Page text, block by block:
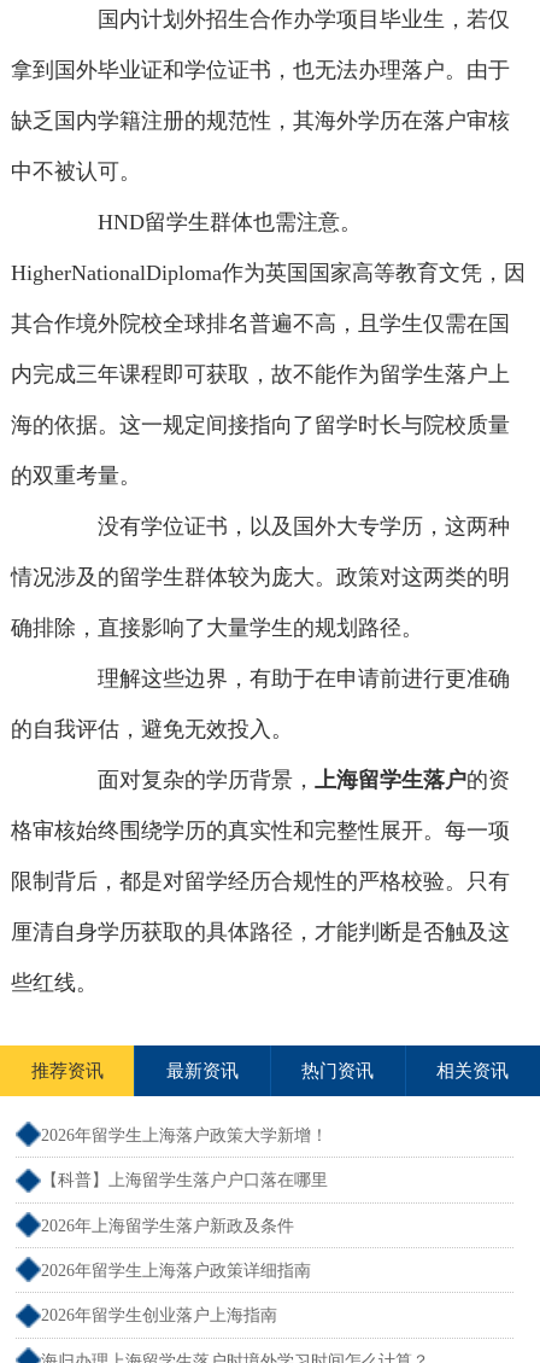
国内计划外招生合作办学项目毕业生，若仅
拿到国外毕业证和学位证书，也无法办理落户。由于
缺乏国内学籍注册的规范性，其海外学历在落户审核
中不被认可。
HND留学生群体也需注意。
HigherNationalDiploma作为英国国家高等教育文凭，因
其合作境外院校全球排名普遍不高，且学生仅需在国
内完成三年课程即可获取，故不能作为留学生落户上
海的依据。这一规定间接指向了留学时长与院校质量
的双重考量。
没有学位证书，以及国外大专学历，这两种
情况涉及的留学生群体较为庞大。政策对这两类的明
确排除，直接影响了大量学生的规划路径。
理解这些边界，有助于在申请前进行更准确
的自我评估，避免无效投入。
面对复杂的学历背景，上海留学生落户的资
格审核始终围绕学历的真实性和完整性展开。每一项
限制背后，都是对留学经历合规性的严格校验。只有
厘清自身学历获取的具体路径，才能判断是否触及这
些红线。
推荐资讯 最新资讯 热门资讯 相关资讯
2026年留学生上海落户政策大学新增！
【科普】上海留学生落户户口落在哪里
2026年上海留学生落户新政及条件
2026年留学生上海落户政策详细指南
2026年留学生创业落户上海指南